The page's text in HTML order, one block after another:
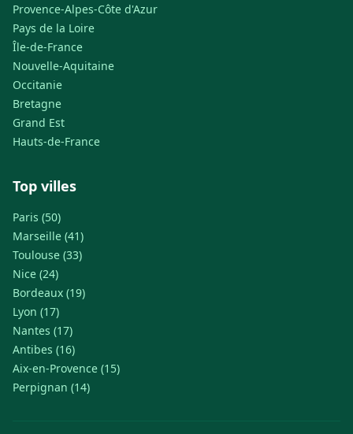
Provence-Alpes-Côte d'Azur
Pays de la Loire
Île-de-France
Nouvelle-Aquitaine
Occitanie
Bretagne
Grand Est
Hauts-de-France
Top villes
Paris (50)
Marseille (41)
Toulouse (33)
Nice (24)
Bordeaux (19)
Lyon (17)
Nantes (17)
Antibes (16)
Aix-en-Provence (15)
Perpignan (14)